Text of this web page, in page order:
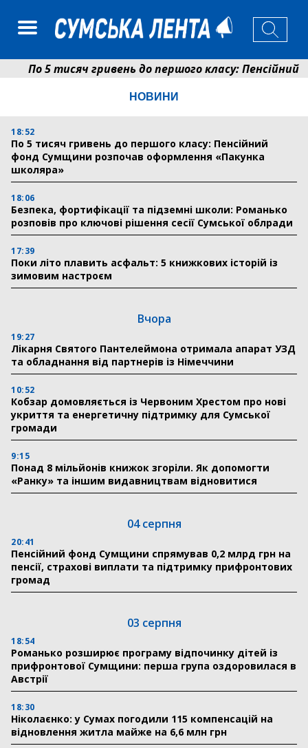
По 5 тисяч гривень до першого класу: Пенсійний
НОВИНИ
18:52
По 5 тисяч гривень до першого класу: Пенсійний
фонд Сумщини розпочав оформлення «Пакунка
школяра»
18:06
Безпека, фортифікації та підземні школи: Романько
розповів про ключові рішення сесії Сумської облради
17:39
Поки літо плавить асфальт: 5 книжкових історій із
зимовим настроєм
Вчора
19:27
Лікарня Святого Пантелеймона отримала апарат УЗД
та обладнання від партнерів із Німеччини
10:52
Кобзар домовляється із Червоним Хрестом про нові
укриття та енергетичну підтримку для Сумської
громади
9:15
Понад 8 мільйонів книжок згоріли. Як допомогти
«Ранку» та іншим видавництвам відновитися
04 серпня
20:41
Пенсійний фонд Сумщини спрямував 0,2 млрд грн на
пенсії, страхові виплати та підтримку прифронтових
громад
03 серпня
18:54
Романько розширює програму відпочинку дітей із
прифронтової Сумщини: перша група оздоровилася в
Австрії
18:30
Ніколаєнко: у Сумах погодили 115 компенсацій на
відновлення житла майже на 6,6 млн грн